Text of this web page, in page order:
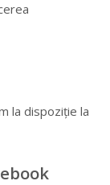
la dispoziție la